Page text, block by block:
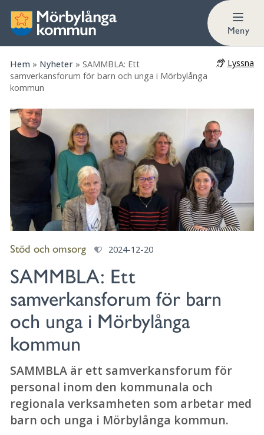
Meny
Hem » Nyheter » SAMMBLA: Ett
samverkansforum för barn och unga i Mörbylånga
kommun
Lyssna
Stöd och omsorg 2024-12-20
SAMMBLA: Ett
samverkansforum för barn
och unga i Mörbylånga
kommun
SAMMBLA är ett samverkansforum för
personal inom den kommunala och
regionala verksamheten som arbetar med
barn och unga i Mörbylånga kommun.